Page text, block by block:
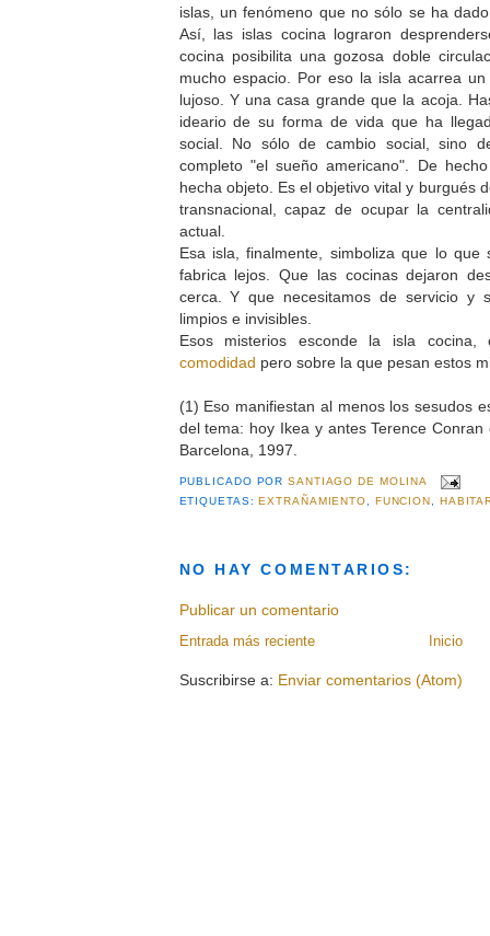
islas, un fenómeno que no sólo se ha
Así, las islas cocina lograron
cocina posibilita una gozosa doble
mucho espacio. Por eso la isla acarrea
lujoso. Y una casa grande que la acoja.
ideario de su forma de vida que ha
social. No sólo de cambio social, sino
completo "el sueño americano". De
hecha objeto. Es el objetivo vital y burgués
transnacional, capaz de ocupar la
actual.
Esa isla, finalmente, simboliza que lo
fabrica lejos. Que las cocinas dejaron
cerca. Y que necesitamos de servicio y
limpios e invisibles.
Esos misterios esconde la isla cocina,
comodidad pero sobre la que pesan estos
(1) Eso manifiestan al menos los sesudos
del tema: hoy Ikea y antes Terence
Barcelona, 1997.
PUBLICADO PORSANTIAGO DE MOLINA
ETIQUETAS:EXTRAÑAMIENTO, FUNCION,
NO HAY COMENTARIOS:
Publicar un comentario
Entrada más reciente Inicio
Suscribirse a: Enviar comentarios (Atom)